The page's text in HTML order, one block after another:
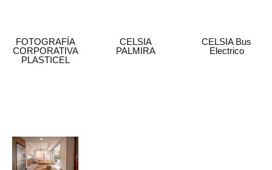
FOTOGRAFÍA
CORPORATIVA
PLASTICEL
CELSIA
PALMIRA
CELSIA Bus
Electrico